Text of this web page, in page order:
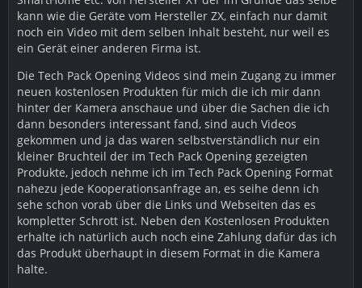
kann wie die Geräte vom Hersteller ZX, einfach nur damit
noch ein Video mit dem selben Inhalt besteht, nur weil es
ein Gerät einer anderen Firma ist.
Die Tech Pack Opening Videos sind mein Zugang zu immer
neuen kostenlosen Produkten für mich die ich mir dann
hinter der Kamera anschaue und über die Sachen die ich
dann besonders interessant fand, sind auch Videos
gekommen und ja das waren selbstverständlich nur ein
kleiner Bruchteil der im Tech Pack Opening gezeigten
Produkte, jedoch nehme ich im Tech Pack Opening Format
nahezu jede Kooperationsanfrage an, es seihe denn ich
sehe schon vorab über die Links und Webseiten das es
kompletter Schrott ist. Neben den Kostenlosen Produkten
erhalte ich natürlich auch noch eine Zahlung dafür das ich
das Produkt überhaupt in diesem Format in die Kamera
halte.